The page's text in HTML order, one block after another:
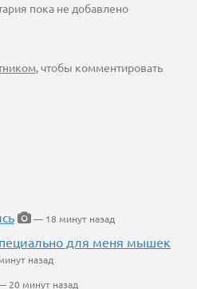
пока не добавлено
, чтобы комментировать
— 18 минут назад
для меня мышек
назад
20 минут назад